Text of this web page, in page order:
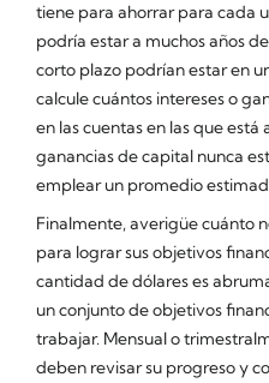
tiene para ahorrar para cada
podría estar a muchos años
corto plazo podrían estar en
calcule cuántos intereses o
en las cuentas en las que está
ganancias de capital nunca
emplear un promedio
Finalmente, averigüe cuánto
para lograr sus objetivos
cantidad de dólares es
un conjunto de objetivos
trabajar. Mensual o
deben revisar su progreso y